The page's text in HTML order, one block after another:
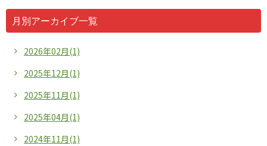
月別アーカイブ一覧
2026年02月(1)
2025年12月(1)
2025年11月(1)
2025年04月(1)
2024年11月(1)